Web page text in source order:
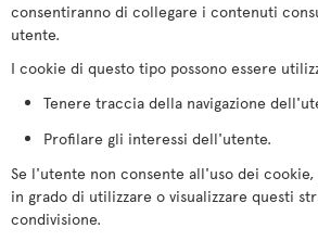
consentiranno di collegare i contenuti
utente.
I cookie di questo tipo possono essere
Tenere traccia della navigazione
Profilare gli interessi dell'utente.
Se l'utente non consente all'uso dei
in grado di utilizzare o visualizzare questi
condivisione.